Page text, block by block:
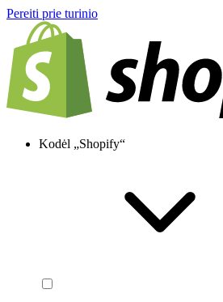
Pereiti prie turinio
Kodėl „Shopify“